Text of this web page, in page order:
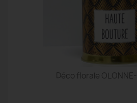
Déco florale